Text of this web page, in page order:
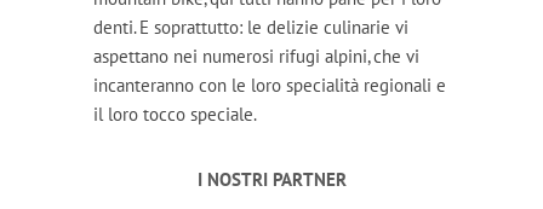
denti. E soprattutto: le delizie culinarie vi
aspettano nei numerosi rifugi alpini, che vi
incanteranno con le loro specialità regionali e
il loro tocco speciale.
I NOSTRI PARTNER